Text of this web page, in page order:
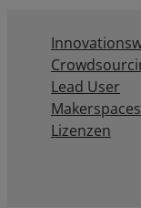
Lead User
Makerspaces
Lizenzen